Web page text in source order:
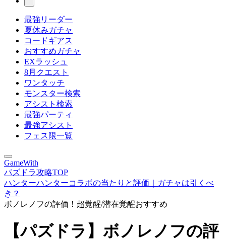
最強リーダー
夏休みガチャ
コードギアス
おすすめガチャ
EXラッシュ
8月クエスト
ワンタッチ
モンスター検索
アシスト検索
最強パーティ
最強アシスト
フェス限一覧
GameWith
パズドラ攻略TOP
ハンターハンターコラボの当たりと評価｜ガチャは引くべ
き？
ボノレノフの評価！超覚醒/潜在覚醒おすすめ
【パズドラ】ボノレノフの評